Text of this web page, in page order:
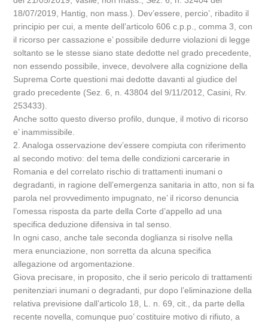
18/07/2019, Hantig, non mass.). Dev’essere, percio’, ribadito il
principio per cui, a mente dell’articolo 606 c.p.p., comma 3, con
il ricorso per cassazione e’ possibile dedurre violazioni di legge
soltanto se le stesse siano state dedotte nel grado precedente,
non essendo possibile, invece, devolvere alla cognizione della
Suprema Corte questioni mai dedotte davanti al giudice del
grado precedente (Sez. 6, n. 43804 del 9/11/2012, Casini, Rv.
253433).
Anche sotto questo diverso profilo, dunque, il motivo di ricorso
e’ inammissibile.
2. Analoga osservazione dev’essere compiuta con riferimento
al secondo motivo: del tema delle condizioni carcerarie in
Romania e del correlato rischio di trattamenti inumani o
degradanti, in ragione dell’emergenza sanitaria in atto, non si fa
parola nel provvedimento impugnato, ne’ il ricorso denuncia
l’omessa risposta da parte della Corte d’appello ad una
specifica deduzione difensiva in tal senso.
In ogni caso, anche tale seconda doglianza si risolve nella
mera enunciazione, non sorretta da alcuna specifica
allegazione od argomentazione.
Giova precisare, in proposito, che il serio pericolo di trattamenti
penitenziari inumani o degradanti, pur dopo l’eliminazione della
relativa previsione dall’articolo 18, L. n. 69, cit., da parte della
recente novella, comunque puo’ costituire motivo di rifiuto, a